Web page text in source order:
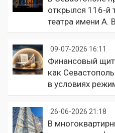
открылся 116-й
театра имени А.
09-07-2026 16:11
Финансовый
как
в условиях
26-06-2026 21:18
В